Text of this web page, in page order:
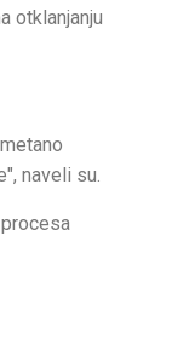
otklanjanju
naveli su.